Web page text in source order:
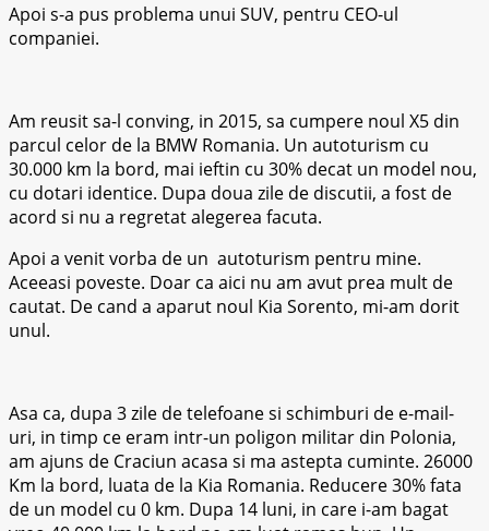
Apoi s-a pus problema unui SUV, pentru CEO-ul
companiei.
Am reusit sa-l conving, in 2015, sa cumpere noul X5 din
parcul celor de la BMW Romania. Un autoturism cu
30.000 km la bord, mai ieftin cu 30% decat un model nou,
cu dotari identice. Dupa doua zile de discutii, a fost de
acord si nu a regretat alegerea facuta.
Apoi a venit vorba de un autoturism pentru mine.
Aceeasi poveste. Doar ca aici nu am avut prea mult de
cautat. De cand a aparut noul Kia Sorento, mi-am dorit
unul.
Asa ca, dupa 3 zile de telefoane si schimburi de e-mail-
uri, in timp ce eram intr-un poligon militar din Polonia,
am ajuns de Craciun acasa si ma astepta cuminte. 26000
Km la bord, luata de la Kia Romania. Reducere 30% fata
de un model cu 0 km. Dupa 14 luni, in care i-am bagat